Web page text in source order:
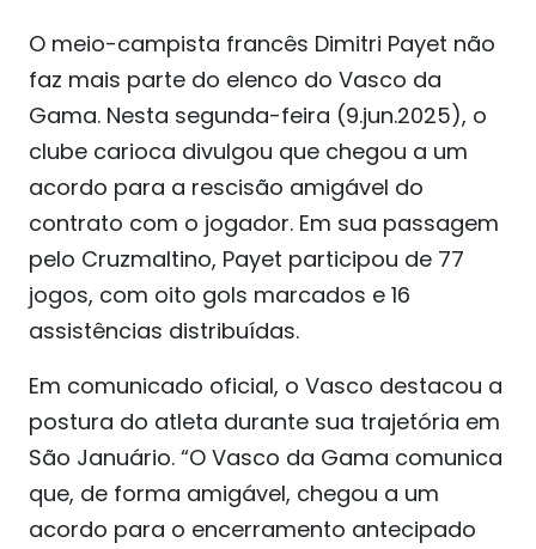
O meio-campista francês Dimitri Payet não
faz mais parte do elenco do Vasco da
Gama. Nesta segunda-feira (9.jun.2025), o
clube carioca divulgou que chegou a um
acordo para a rescisão amigável do
contrato com o jogador. Em sua passagem
pelo Cruzmaltino, Payet participou de 77
jogos, com oito gols marcados e 16
assistências distribuídas.
Em comunicado oficial, o Vasco destacou a
postura do atleta durante sua trajetória em
São Januário. “O Vasco da Gama comunica
que, de forma amigável, chegou a um
acordo para o encerramento antecipado